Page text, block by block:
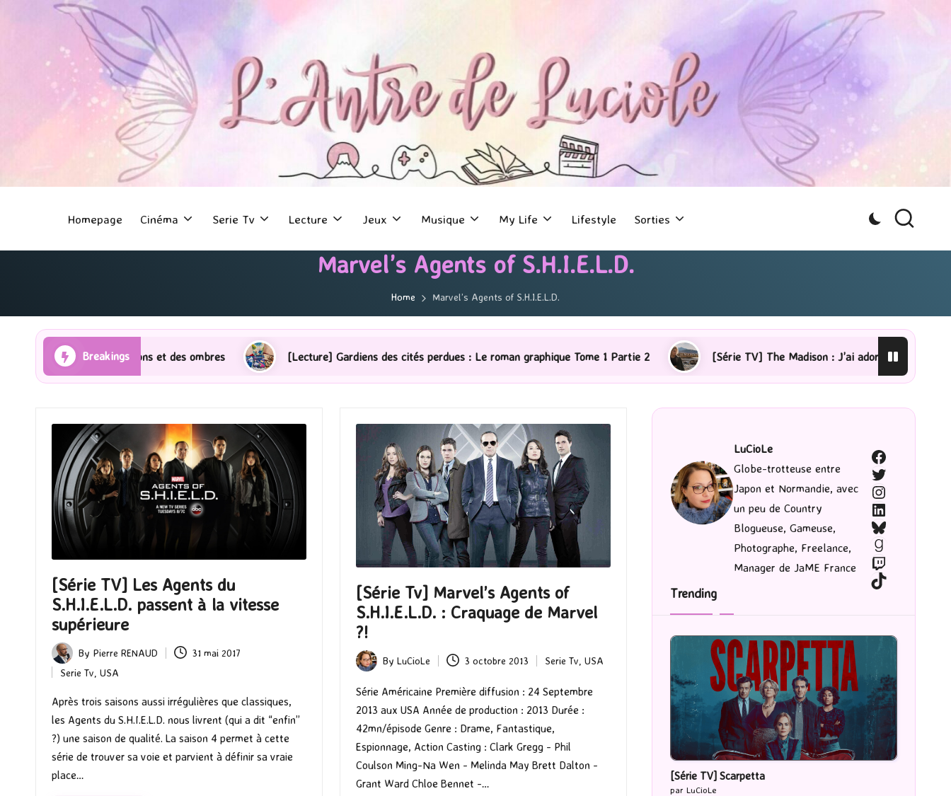
Homepage Cinéma Serie Tv Lecture Jeux Musique My Life Lifestyle Sorties
Marvel’s Agents of S.H.I.E.L.D.
Home Marvel’s Agents of S.H.I.E.L.D.
Breakings
Les Rayons et des ombres [Lecture] Gardiens des cités perdues : Le roman graphique Tome 1 Partie 2 [Série TV] The Madison : J’ai adoré ! [Lecture] La
[Série TV] Les Agents du
S.H.I.E.L.D. passent à la vitesse
supérieure
Posted
by
By Pierre RENAUD 31 mai 2017
Posted
in
Serie Tv USA
Après trois saisons aussi irrégulières que classiques,
les Agents du S.H.I.E.L.D. nous livrent (qui a dit “enfin”
?) une saison de qualité. La saison 4 permet à cette
série de trouver sa voie et parvient à définir sa vraie
place…
[Série Tv] Marvel’s Agents of
S.H.I.E.L.D. : Craquage de Marvel
?!
Posted
by
By LuCioLe 3 octobre 2013
Posted
in
Serie Tv,USA
Série Américaine Première diffusion : 24 Septembre
2013 aux USA Année de production : 2013 Durée :
42mn/épisode Genre : Drame, Fantastique,
Espionnage, Action Casting : Clark Gregg - Phil
Coulson Ming-Na Wen - Melinda May Brett Dalton -
Grant Ward Chloe Bennet -…
LuCioLe
Globe-trotteuse entre
Japon et Normandie, avec
un peu de Country
Blogueuse, Gameuse,
Photographe, Freelance,
Manager de JaME France
Facebook
Twitter
Instagram
LinkedIn
Bluesky
Goodreads
Twitch
TikTok
Trending
[Série TV] Scarpetta
par LuCioLe